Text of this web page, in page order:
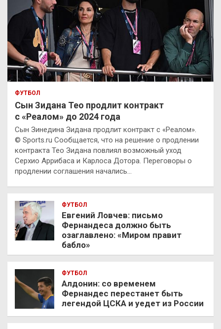
ФУТБОЛ
Сын Зидана Тео продлит контракт
с «Реалом» до 2024 года
Сын Зинедина Зидана продлит контракт с «Реалом».
© Sports.ru Сообщается, что на решение о продлении
контракта Тео Зидана повлиял возможный уход
Серхио Аррибаса и Карлоса Дотора. Переговоры о
продлении соглашения начались…
ФУТБОЛ
Евгений Ловчев: письмо
Фернандеса должно быть
озаглавлено: «Миром правит
бабло»
ФУТБОЛ
Алдонин: со временем
Фернандес перестанет быть
легендой ЦСКА и уедет из России